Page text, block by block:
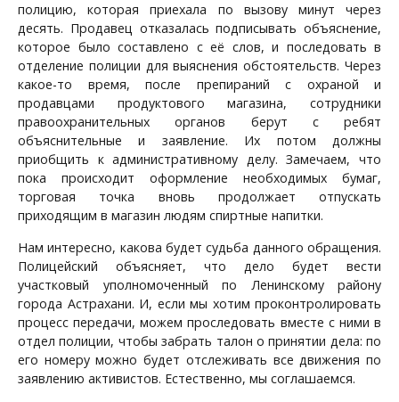
полицию, которая приехала по вызову минут через
десять. Продавец отказалась подписывать объяснение,
которое было составлено с её слов, и последовать в
отделение полиции для выяснения обстоятельств. Через
какое-то время, после препираний с охраной и
продавцами продуктового магазина, сотрудники
правоохранительных органов берут с ребят
объяснительные и заявление. Их потом должны
приобщить к административному делу. Замечаем, что
пока происходит оформление необходимых бумаг,
торговая точка вновь продолжает отпускать
приходящим в магазин людям спиртные напитки.
Нам интересно, какова будет судьба данного обращения.
Полицейский объясняет, что дело будет вести
участковый уполномоченный по Ленинскому району
города Астрахани. И, если мы хотим проконтролировать
процесс передачи, можем проследовать вместе с ними в
отдел полиции, чтобы забрать талон о принятии дела: по
его номеру можно будет отслеживать все движения по
заявлению активистов. Естественно, мы соглашаемся.